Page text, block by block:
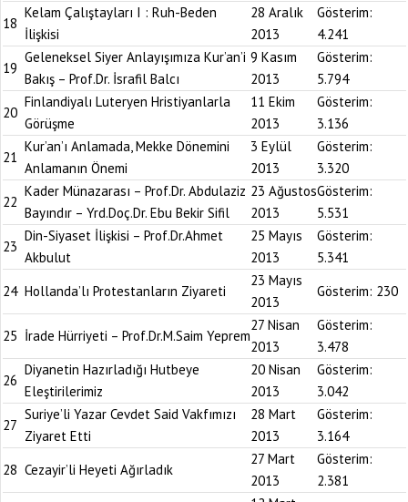
18
Kelam Çalıştayları I : Ruh-Beden
İlişkisi
28 Aralık
2013
Gösterim:
4.241
19
Geleneksel Siyer Anlayışımıza Kur’an’i
Bakış – Prof.Dr. İsrafil Balcı
9 Kasım
2013
Gösterim:
5.794
20
Finlandiyalı Luteryen Hristiyanlarla
Görüşme
11 Ekim
2013
Gösterim:
3.136
21
Kur’an’ı Anlamada, Mekke Dönemini
Anlamanın Önemi
3 Eylül
2013
Gösterim:
3.320
22
Kader Münazarası – Prof.Dr. Abdulaziz
Bayındır – Yrd.Doç.Dr. Ebu Bekir Sifil
23 Ağustos
2013
Gösterim:
5.531
23
Din-Siyaset İlişkisi – Prof.Dr.Ahmet
Akbulut
25 Mayıs
2013
Gösterim:
5.341
24 Hollanda’lı Protestanların Ziyareti
23 Mayıs
2013
Gösterim: 230
25 İrade Hürriyeti – Prof.Dr.M.Saim Yeprem
27 Nisan
2013
Gösterim:
3.478
26
Diyanetin Hazırladığı Hutbeye
Eleştirilerimiz
20 Nisan
2013
Gösterim:
3.042
27
Suriye’li Yazar Cevdet Said Vakfımızı
Ziyaret Etti
28 Mart
2013
Gösterim:
3.164
28 Cezayir’li Heyeti Ağırladık
27 Mart
2013
Gösterim:
2.381